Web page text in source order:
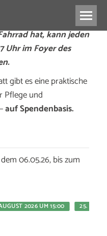
hat, kann jeden
Uhr im Foyer des
gibt es eine praktische
Pflege und
auf Spendenbasis.
06.05.26, bis zum
2026 UM 15:00 25.